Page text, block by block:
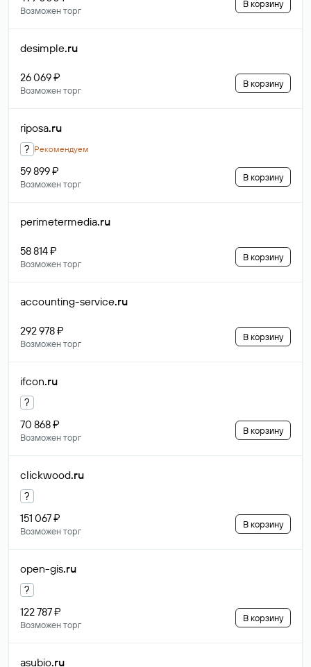
Возможен торг
В корзину
desimple.ru
26 069 ₽
Возможен торг
В корзину
riposa.ru
? Рекомендуем
59 899 ₽
Возможен торг
В корзину
perimetermedia.ru
58 814 ₽
Возможен торг
В корзину
accounting-service.ru
292 978 ₽
Возможен торг
В корзину
ifcon.ru
?
70 868 ₽
Возможен торг
В корзину
clickwood.ru
?
151 067 ₽
Возможен торг
В корзину
open-gis.ru
?
122 787 ₽
Возможен торг
В корзину
asubio.ru